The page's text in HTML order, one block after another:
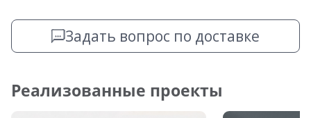
Задать вопрос по доставке
Реализованные проекты